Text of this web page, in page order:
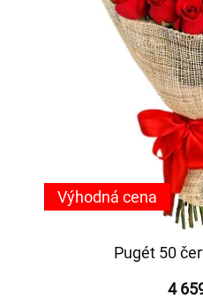
Pugét 50
4
Výhodná cena